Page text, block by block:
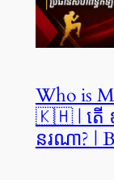
Who is
🇰🇭 | តើ
នរណា? |